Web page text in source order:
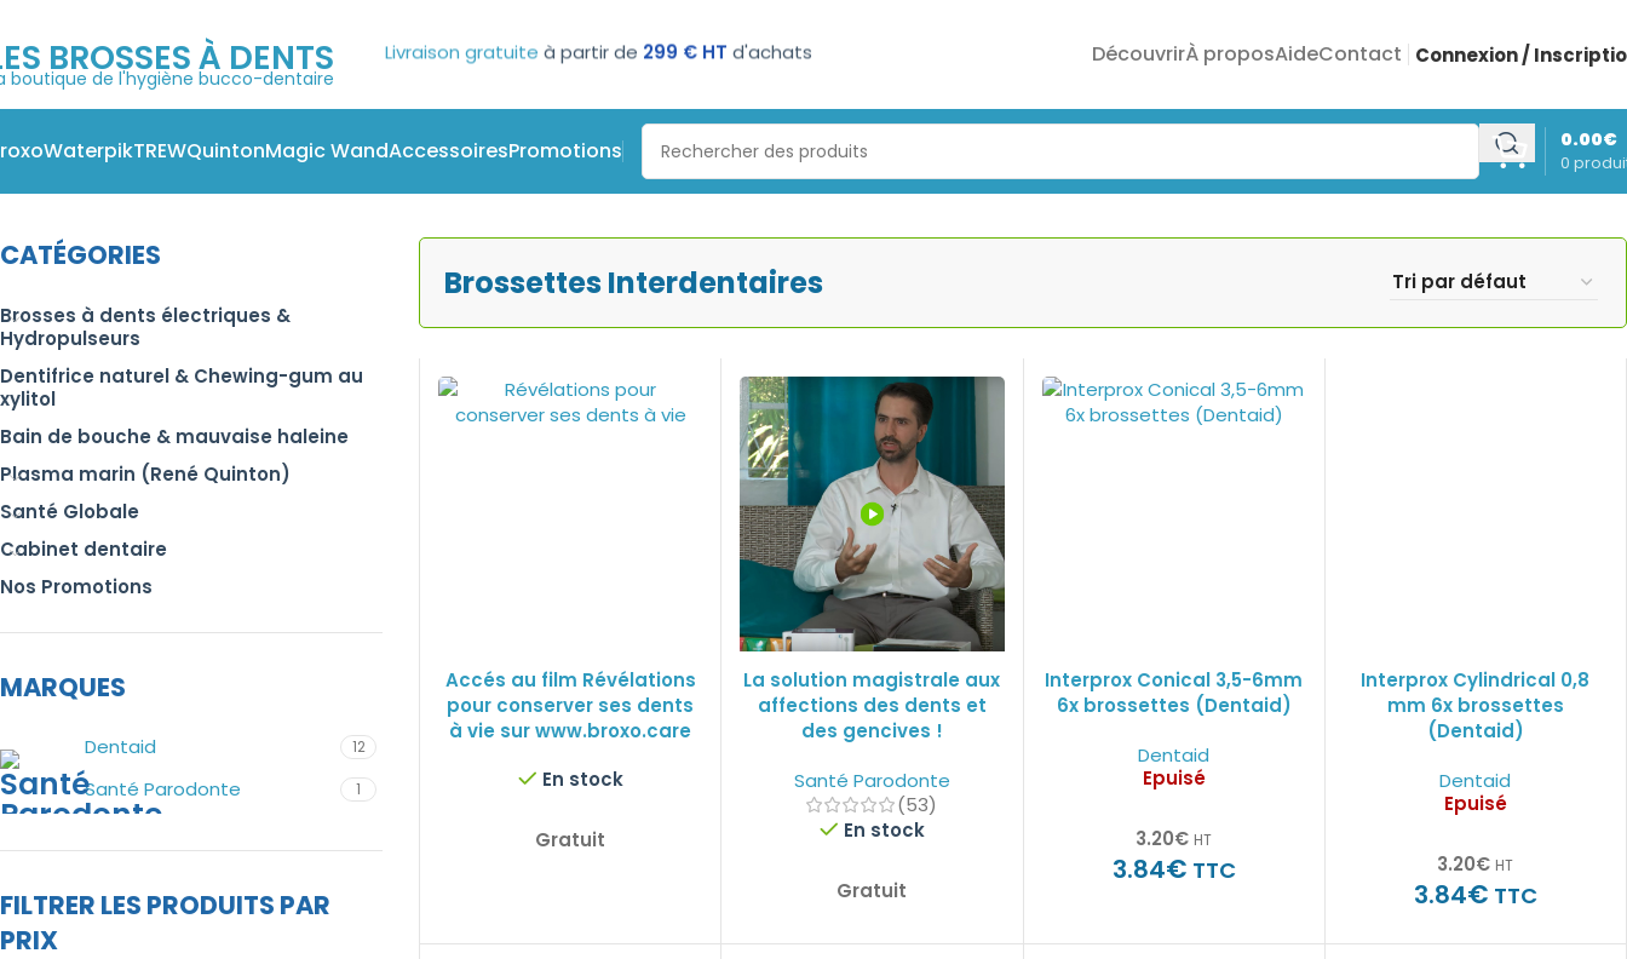
BROSSES À DENTS
boutique de l'hygiène bucco-dentaire
Paiement en 3 ou 4 fois sans frais DécouvrirÀ proposAideContact Connexion /
WaterpikTREWQuintonMagic WandAccessoiresPromotions 0
0.00€
Affichage de 1–12 sur 14 résultats
CATÉGORIES
Brosses à dents électriques &
Hydropulseurs
Dentifrice naturel & Chewing-gum au
xylitol
Bain de bouche & mauvaise haleine
Plasma marin (René Quinton)
Santé Globale
Cabinet dentaire
Nos Promotions
MARQUES
Dentaid 12
Santé Parodonte 1
FILTRER LES PRODUITS PAR
PRIX
Brossettes Interdentaires
Accés au film Révélations
pour conserver ses dents
à vie sur www.broxo.care
En stock
Gratuit
La solution magistrale aux
affections des dents et
des gencives !
Santé Parodonte
(53)
En stock
Gratuit
Interprox Conical 3,5-6mm
6x brossettes (Dentaid)
Dentaid
Epuisé
3.20€ HT
3.84€ TTC
Interprox Cylindrical 0,8
mm 6x brossettes
(Dentaid)
Dentaid
Epuisé
3.20€ HT
3.84€ TTC